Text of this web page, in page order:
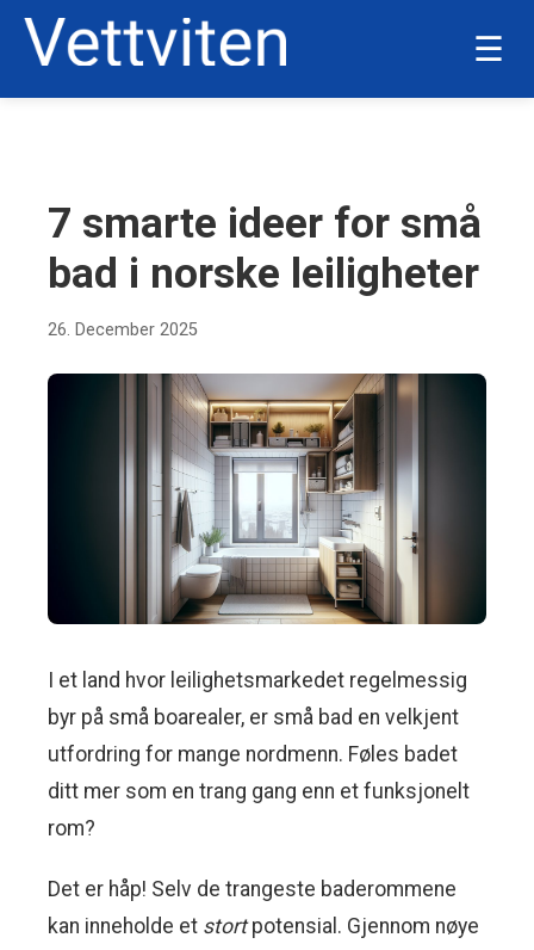
☰
7 smarte ideer for små
bad i norske leiligheter
26. December 2025
I et land hvor leilighetsmarkedet regelmessig
byr på små boarealer, er små bad en velkjent
utfordring for mange nordmenn. Føles badet
ditt mer som en trang gang enn et funksjonelt
rom?
Det er håp! Selv de trangeste baderommene
kan inneholde et stortpotensial. Gjennom nøye